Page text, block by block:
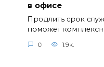
в офисе
Продлить срок
поможет
0 1.9к.